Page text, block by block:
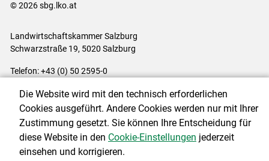
© 2026 sbg.lko.at
Landwirtschaftskammer Salzburg
Schwarzstraße 19, 5020 Salzburg
Telefon: +43 (0) 50 2595-0
Impressum|Kontakt|Datenschutzerklärung|Barrierefreiheit|
Cookie-Einstellungen
Die Website wird mit den technisch erforderlichen
Cookies ausgeführt. Andere Cookies werden nur mit Ihrer
Zustimmung gesetzt. Sie können Ihre Entscheidung für
diese Website in den Cookie-Einstellungen jederzeit
einsehen und korrigieren.